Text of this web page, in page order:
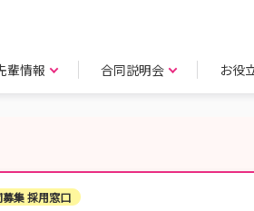
輩情報 合同説明会 お役
集 採用窓口